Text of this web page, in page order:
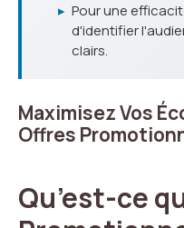
▸ Pour une
d'identifier
clairs.
Maximisez Vos
Offres
Qu’est-ce